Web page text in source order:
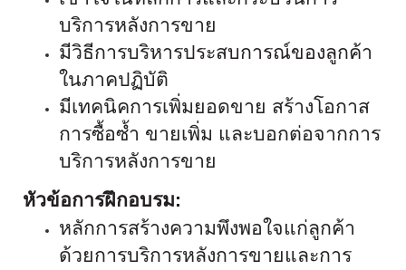
บริการหลังการขาย
มีวิธีการบริหารประสบการณ์ของลูกค้า
ในภาคปฏิบัติ
มีเทคนิคการเพิ่มยอดขาย สร้างโอกาส
การซื้อซ้ำ ขายเพิ่ม และบอกต่อจากการ
บริการหลังการขาย
หัวข้อการฝึกอบรม:
หลักการสร้างความพึงพอใจแก่ลูกค้า
ด้วยการบริการหลังการขายและการ